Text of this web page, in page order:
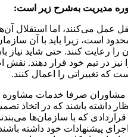
مدیریت به‌شرح زیر است:
می‌کنند، اما استقلال
است، زیرا باید با آن
رعایت کنند. حتی شاید نیاز
در تیم خود قرار دهند. نقش
که تغییراتی را اعمال کنند.
صرفا خدمات مشاوره‌
داشته باشند که در اتخاذ
قراردادی که با سازمان‌ها
پیشنهادات خود داشته